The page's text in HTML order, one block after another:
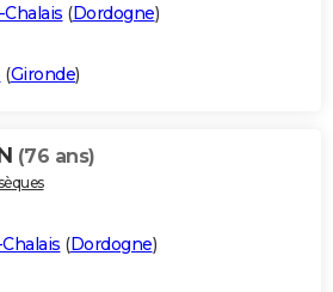
(Dordogne)
(Gironde)
(76 ans)
(Dordogne)